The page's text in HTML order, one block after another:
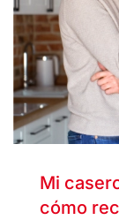
Mi
cómo